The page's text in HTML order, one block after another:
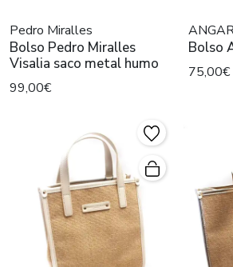
Pedro Miralles
Bolso Pedro Miralles
Visalia saco metal humo
99,00€
Bolso
75,00€